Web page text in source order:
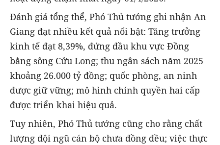
Đánh giá tổng thể, Phó Thủ tướng ghi nhận An
Giang đạt nhiều kết quả nổi bật: Tăng trưởng
kinh tế đạt 8,39%, đứng đầu khu vực Đồng
bằng sông Cửu Long; thu ngân sách năm 2025
khoảng 26.000 tỷ đồng; quốc phòng, an ninh
được giữ vững; mô hình chính quyền hai cấp
được triển khai hiệu quả.
Tuy nhiên, Phó Thủ tướng cũng cho rằng chất
lượng đội ngũ cán bộ chưa đồng đều; việc thực